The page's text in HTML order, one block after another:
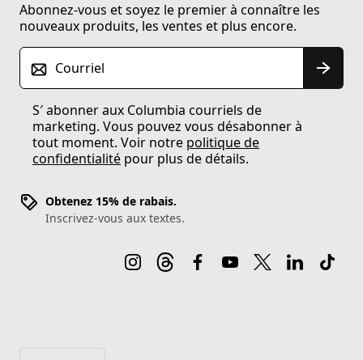
Abonnez-vous et soyez le premier à connaître les
nouveaux produits, les ventes et plus encore.
Courriel
S′ abonner aux Columbia courriels de
marketing. Vous pouvez vous désabonner à
tout moment. Voir notre politique de
confidentialité pour plus de détails.
Obtenez 15% de rabais.
Inscrivez-vous aux textes.